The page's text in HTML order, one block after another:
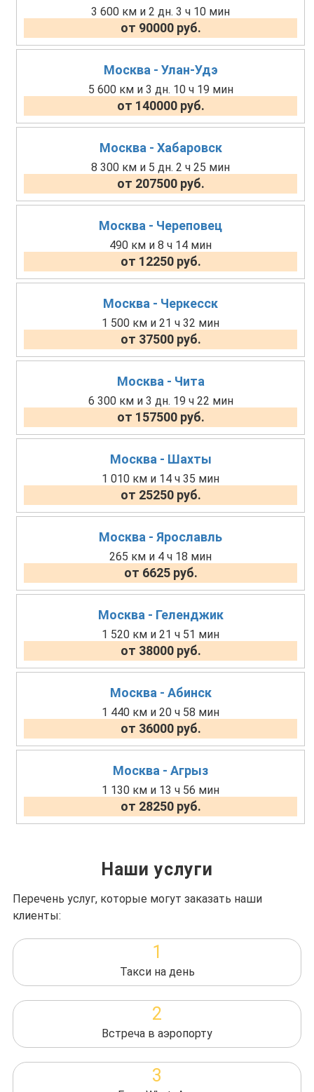
3 600 км и 2 дн. 3 ч 10 мин
от 90000 руб.
Москва - Улан-Удэ
5 600 км и 3 дн. 10 ч 19 мин
от 140000 руб.
Москва - Хабаровск
8 300 км и 5 дн. 2 ч 25 мин
от 207500 руб.
Москва - Череповец
490 км и 8 ч 14 мин
от 12250 руб.
Москва - Черкесск
1 500 км и 21 ч 32 мин
от 37500 руб.
Москва - Чита
6 300 км и 3 дн. 19 ч 22 мин
от 157500 руб.
Москва - Шахты
1 010 км и 14 ч 35 мин
от 25250 руб.
Москва - Ярославль
265 км и 4 ч 18 мин
от 6625 руб.
Москва - Геленджик
1 520 км и 21 ч 51 мин
от 38000 руб.
Москва - Абинск
1 440 км и 20 ч 58 мин
от 36000 руб.
Москва - Агрыз
1 130 км и 13 ч 56 мин
от 28250 руб.
Наши услуги
Перечень услуг, которые могут заказать наши
клиенты:
1
Такси на день
2
Встреча в аэропорту
3